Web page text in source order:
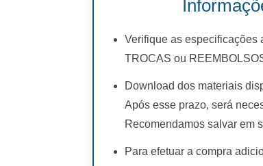
Verifique as especificações
TROCAS ou
Download dos materiais
Após esse prazo, será
Recomendamos salvar em
Para efetuar a compra